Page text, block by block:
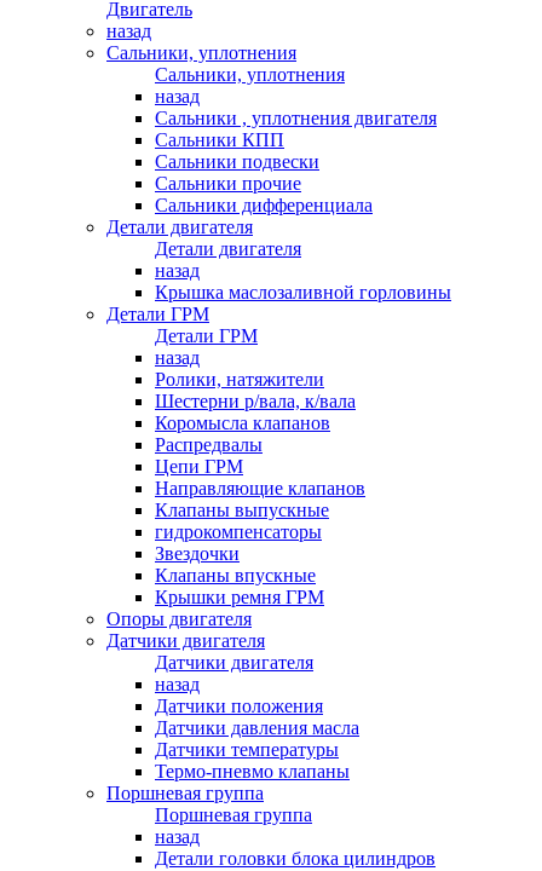
Двигатель
назад
Сальники, уплотнения
Сальники, уплотнения
назад
Сальники , уплотнения двигателя
Сальники КПП
Сальники подвески
Сальники прочие
Сальники дифференциала
Детали двигателя
Детали двигателя
назад
Крышка маслозаливной горловины
Детали ГРМ
Детали ГРМ
назад
Ролики, натяжители
Шестерни р/вала, к/вала
Коромысла клапанов
Распредвалы
Цепи ГРМ
Направляющие клапанов
Клапаны выпускные
гидрокомпенсаторы
Звездочки
Клапаны впускные
Крышки ремня ГРМ
Опоры двигателя
Датчики двигателя
Датчики двигателя
назад
Датчики положения
Датчики давления масла
Датчики температуры
Термо-пневмо клапаны
Поршневая группа
Поршневая группа
назад
Детали головки блока цилиндров